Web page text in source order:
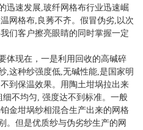
迅速发展,玻纤网格布行业迅速崛
网格布,良莠不齐。假冒伪劣,以次
们客户擦亮眼睛的同时掌握一定
体现在，一是利用回收的高碱碎
,这种纱强度低,无碱性能,是国家明
到保温效果。用陶土坩埚拉出来
不均匀, 强度达不到标准。一般
金坩埚纱相混合生产出来的网格
。但是优质纱与伪劣纱生产的网